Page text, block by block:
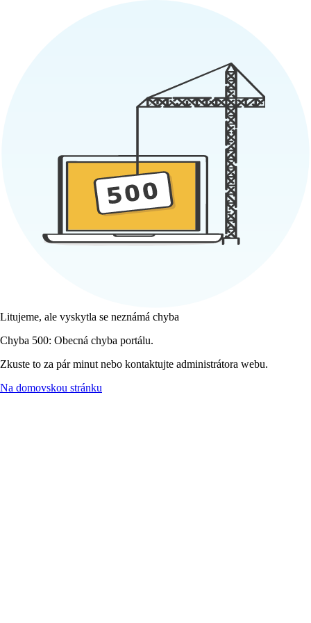
Litujeme, ale vyskytla se neznámá chyba
Chyba 500: Obecná chyba portálu.
Zkuste to za pár minut nebo kontaktujte administrátora webu.
Na domovskou stránku